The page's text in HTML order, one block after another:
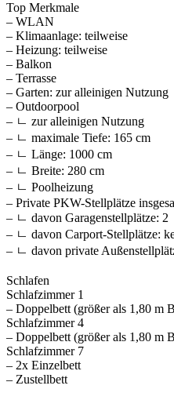
Top Merkmale
– WLAN
– Klimaanlage: teilweise
– Heizung: teilweise
– Balkon
– Terrasse
– Garten: zur alleinigen Nutzung
– Outdoorpool
– ㄴ zur alleinigen Nutzung
– ㄴ maximale Tiefe: 165 cm
– ㄴ Länge: 1000 cm
– ㄴ Breite: 280 cm
– ㄴ Poolheizung
– Private PKW-Stellplätze
– ㄴ davon Garagenstellplätze: 2
– ㄴ davon Carport-Stellplätze:
– ㄴ davon private
Schlafen
Schlafzimmer 1
– Doppelbett (größer als 1,80 m
Schlafzimmer 4
– Doppelbett (größer als 1,80 m
Schlafzimmer 7
– 2x Einzelbett
– Zustellbett